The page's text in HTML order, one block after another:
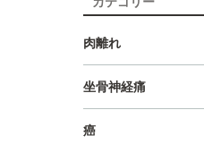
肉離れ
坐骨神経痛
癌